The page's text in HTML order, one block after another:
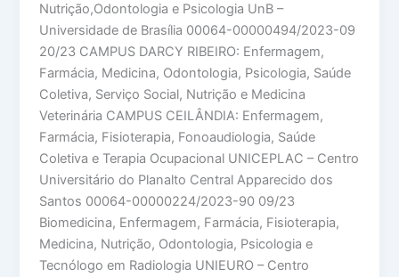
Nutrição,Odontologia e Psicologia UnB –
Universidade de Brasília 00064-00000494/2023-09
20/23 CAMPUS DARCY RIBEIRO: Enfermagem,
Farmácia, Medicina, Odontologia, Psicologia, Saúde
Coletiva, Serviço Social, Nutrição e Medicina
Veterinária CAMPUS CEILÂNDIA: Enfermagem,
Farmácia, Fisioterapia, Fonoaudiologia, Saúde
Coletiva e Terapia Ocupacional UNICEPLAC – Centro
Universitário do Planalto Central Apparecido dos
Santos 00064-00000224/2023-90 09/23
Biomedicina, Enfermagem, Farmácia, Fisioterapia,
Medicina, Nutrição, Odontologia, Psicologia e
Tecnólogo em Radiologia UNIEURO – Centro